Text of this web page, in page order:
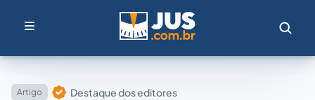
Artigo Destaque dos editores